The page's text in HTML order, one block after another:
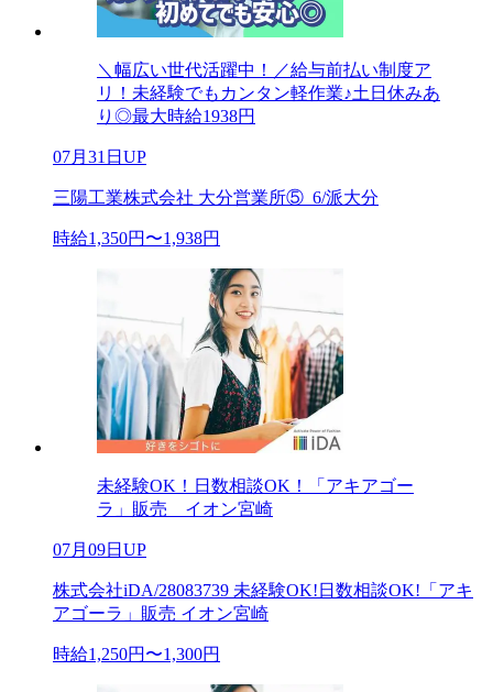
＼幅広い世代活躍中！／給与前払い制度ア
リ！未経験でもカンタン軽作業♪土日休みあ
り◎最大時給1938円
07月31日UP
三陽工業株式会社 大分営業所⑤_6/派大分
時給1,350円〜1,938円
未経験OK！日数相談OK！「アキアゴー
ラ」販売 イオン宮崎
07月09日UP
株式会社iDA/28083739 未経験OK!日数相談OK!「アキ
アゴーラ」販売 イオン宮崎
時給1,250円〜1,300円